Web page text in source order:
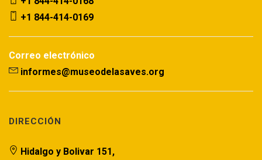
+1 844-414-0169
Correo electrónico
informes@museodelasaves.org
DIRECCIÓN
Hidalgo y Bolivar 151,